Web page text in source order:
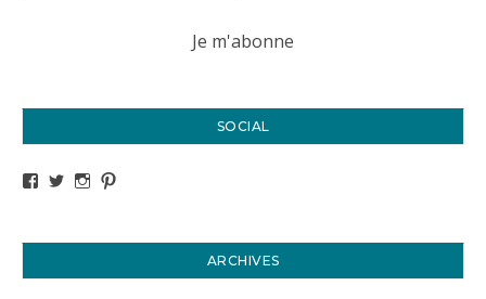
SOCIAL
Voir le profil de titval35 sur Facebook
Voir le profil de titval35 sur Twitter
Voir le profil de titval35 sur Instagram
ARCHIVES